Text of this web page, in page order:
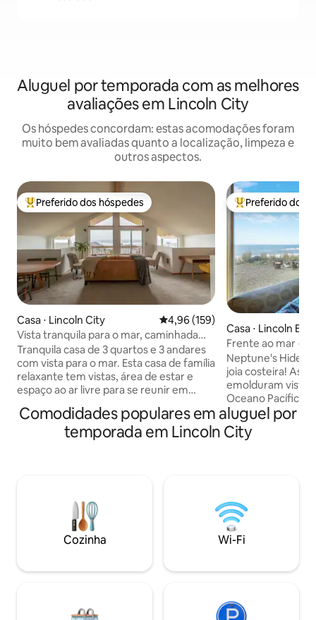
Aluguel por temporada com as melhores
avaliações em Lincoln City
Os hóspedes concordam: estas acomodações foram
muito bem avaliadas quanto a localização, limpeza e
outros aspectos.
Entre os melhores preferidos dos hóspedes
Preferido dos hóspedes
Casa ⋅ Lincoln City 4,96 de uma avaliação média de
4,96 (159)
Vista tranquila para o mar, caminhada
até a praia, suíte king.
Tranquila casa de 3 quartos e 3 andares
com vista para o mar. Esta casa de família
relaxante tem vistas, área de estar e
espaço ao ar livre para se reunir em
cima é linda! Encontre-se cativado pelo
pôr do sol. Veja alguns dos veados locais
pastando no quintal. A praia fica a uma
explorar e você pode ser um dos
sortudos a encontrar um flutuador de
vidro especialmente criado e escondido
Entre os
Preferido dos
Casa ⋅ Lincoln
Frente ao mar +
hidromassagem =
paradisíaca!
Neptune's
joia costeira! As janelas do chão ao teto
emolduram
Oceano Pacífico,
evoca o calor de
clássica. Com
uma atmosfera
melhor parte?
minutos de um
de resort e
Traga crianças,
Comodidades populares em aluguel por
temporada em Lincoln City
Cozinha Wi-Fi